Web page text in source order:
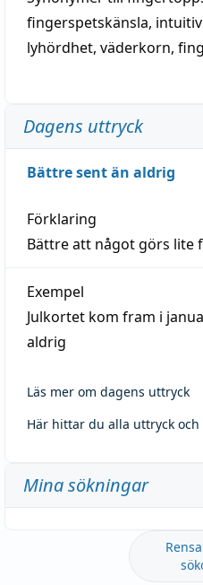
fingerspetskänsla,
lyhördhet, väderkorn,
Dagens uttryck
Bättre sent än aldrig
Förklaring
Bättre att något görs lite
Exempel
Julkortet kom fram i
aldrig
Läs mer om dagens uttryck
Här hittar du alla uttryck och
Mina sökningar